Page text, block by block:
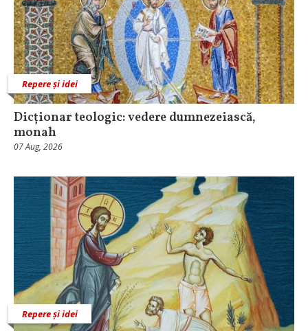
Repere și idei
Dicționar teologic: vedere dumnezeiască,
monah
07 Aug, 2026
Repere și idei